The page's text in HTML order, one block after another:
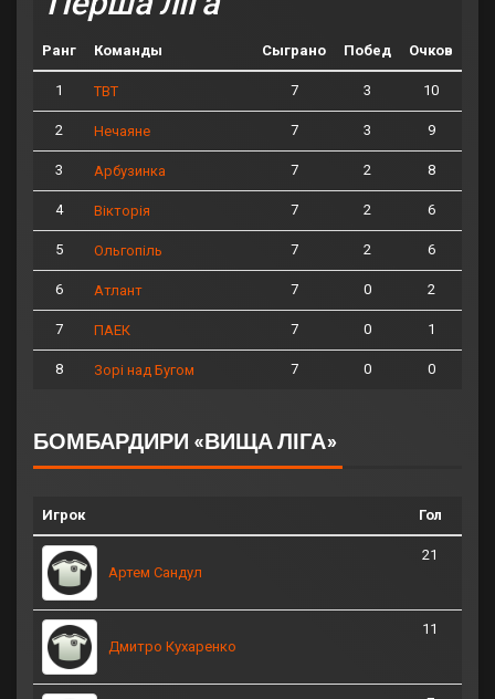
Ранг Команды Сыграно Побед Очков
1 ТВТ 7 3 10
2 Нечаяне 7 3 9
3 Арбузинка 7 2 8
4 Вікторія 7 2 6
5 Ольгопіль 7 2 6
6 Атлант 7 0 2
7 ПАЕК 7 0 1
8 Зорі над Бугом 7 0 0
БОМБАРДИРИ «ВИЩА ЛІГА»
Игрок Гол
Артем Сандул
21
Дмитро Кухаренко
11